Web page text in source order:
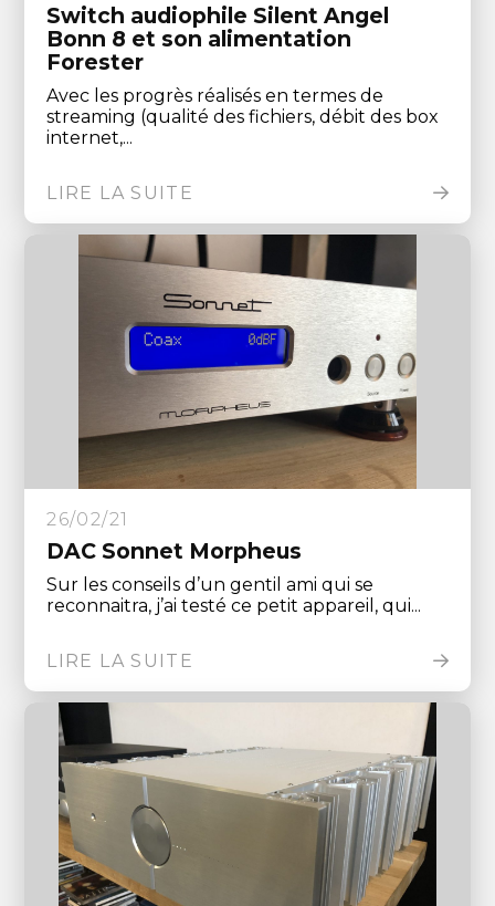
Switch audiophile Silent Angel
Bonn 8 et son alimentation
Forester
Avec les progrès réalisés en termes de
streaming (qualité des fichiers, débit des box
internet,...
LIRE LA SUITE
26/02/21
DAC Sonnet Morpheus
Sur les conseils d’un gentil ami qui se
reconnaitra, j’ai testé ce petit appareil, qui...
LIRE LA SUITE